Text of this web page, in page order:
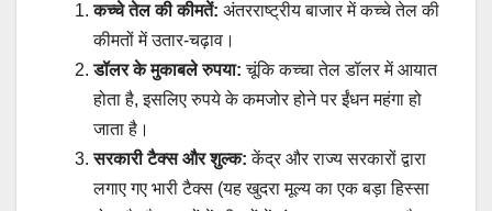
कच्चे तेल की कीमतें: अंतरराष्ट्रीय बाजार में कच्चे तेल की
कीमतों में उतार-चढ़ाव।
डॉलर के मुकाबले रुपया: चूंकि कच्चा तेल डॉलर में आयात
होता है, इसलिए रुपये के कमजोर होने पर ईंधन महंगा हो
जाता है।
सरकारी टैक्स और शुल्क: केंद्र और राज्य सरकारों द्वारा
लगाए गए भारी टैक्स (यह खुदरा मूल्य का एक बड़ा हिस्सा